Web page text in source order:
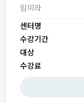
센터명
수강기간
대상
수강료
임미라